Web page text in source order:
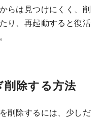
らは見つけにくく、削
り、再起動すると復活
除する方法
削除するには、少しだ